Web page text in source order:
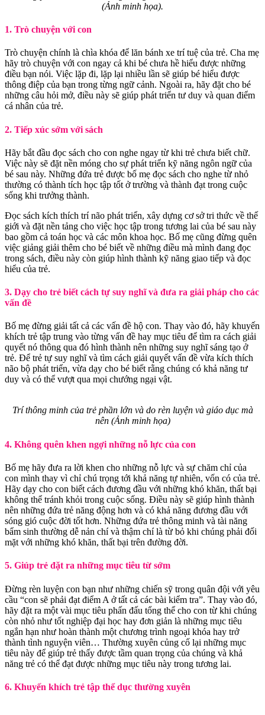
(Ảnh minh họa).
1. Trò chuyện với con
Trò chuyện chính là chìa khóa để lăn bánh xe trí tuệ của trẻ. Cha mẹ
hãy trò chuyện với con ngay cả khi bé chưa hề hiểu được những
điều bạn nói. Việc lặp đi, lặp lại nhiều lần sẽ giúp bé hiểu được
thông điệp của bạn trong từng ngữ cảnh. Ngoài ra, hãy đặt cho bé
những câu hỏi mở, điều này sẽ giúp phát triển tư duy và quan điểm
cá nhân của trẻ.
2. Tiếp xúc sớm với sách
Hãy bắt đầu đọc sách cho con nghe ngay từ khi trẻ chưa biết chữ.
Việc này sẽ đặt nền móng cho sự phát triển kỹ năng ngôn ngữ của
bé sau này. Những đứa trẻ được bố mẹ đọc sách cho nghe từ nhỏ
thường có thành tích học tập tốt ở trường và thành đạt trong cuộc
sống khi trưởng thành.
Đọc sách kích thích trí não phát triển, xây dựng cơ sở tri thức về thế
giới và đặt nền tảng cho việc học tập trong tương lai của bé sau này
bao gồm cả toán học và các môn khoa học. Bố mẹ cũng đừng quên
việc giảng giải thêm cho bé biết về những điều mà mình đang đọc
trong sách, điều này còn giúp hình thành kỹ năng giao tiếp và đọc
hiểu của trẻ.
3. Dạy cho trẻ biết cách tự suy nghĩ và đưa ra giải pháp cho các
vấn đề
Bố mẹ đừng giải tất cả các vấn đề hộ con. Thay vào đó, hãy khuyến
khích trẻ tập trung vào từng vấn đề hay mục tiêu để tìm ra cách giải
quyết nó thông qua đó hình thành nên những suy nghĩ sáng tạo ở
trẻ. Để trẻ tự suy nghĩ và tìm cách giải quyết vấn đề vừa kích thích
não bộ phát triển, vừa dạy cho bé biết rằng chúng có khả năng tư
duy và có thể vượt qua mọi chướng ngại vật.
Trí thông minh của trẻ phần lớn và do rèn luyện và giáo dục mà
nên (Ảnh minh họa)
4. Không quên khen ngợi những nỗ lực của con
Bố mẹ hãy đưa ra lời khen cho những nỗ lực và sự chăm chỉ của
con mình thay vì chỉ chú trọng tới khả năng tự nhiên, vốn có của trẻ.
Hãy dạy cho con biết cách đương đầu với những khó khăn, thất bại
không thể tránh khỏi trong cuộc sống. Điều này sẽ giúp hình thành
nên những đứa trẻ năng động hơn và có khả năng đương đầu với
sóng gió cuộc đời tốt hơn. Những đứa trẻ thông minh và tài năng
bẩm sinh thường dễ nản chí và thậm chí là từ bỏ khi chúng phải đối
mặt với những khó khăn, thất bại trên đường đời.
5. Giúp trẻ đặt ra những mục tiêu từ sớm
Đừng rèn luyện con bạn như những chiến sỹ trong quân đội với yêu
cầu “con sẽ phải đạt điểm A ở tất cả các bài kiểm tra”. Thay vào đó,
hãy đặt ra một vài mục tiêu phấn đấu tổng thể cho con từ khi chúng
còn nhỏ như tốt nghiệp đại học hay đơn giản là những mục tiêu
ngắn hạn như hoàn thành một chương trình ngoại khóa hay trở
thành tình nguyện viên… Thường xuyên củng cố lại những mục
tiêu này để giúp trẻ thấy được tầm quan trọng của chúng và khả
năng trẻ có thể đạt được những mục tiêu này trong tương lai.
6. Khuyến khích trẻ tập thể dục thường xuyên